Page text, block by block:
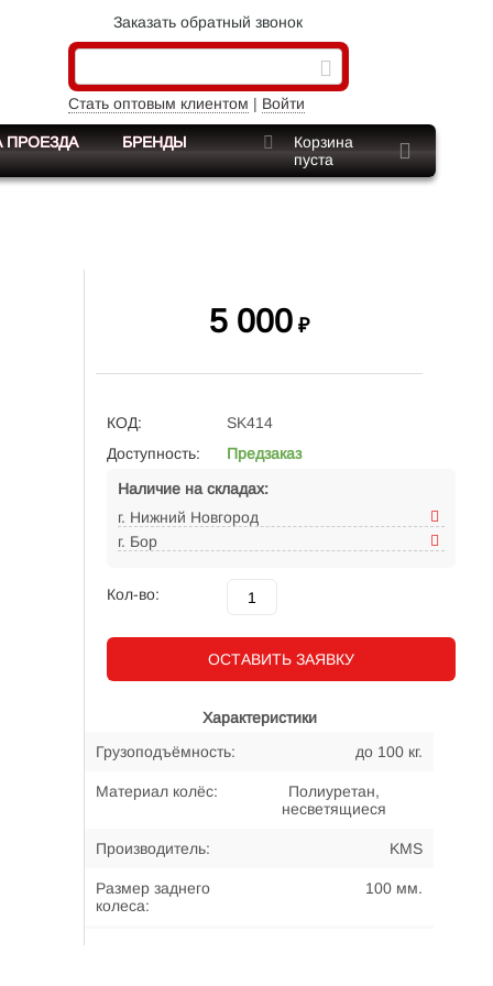
Заказать обратный звонок
Стать оптовым клиентом | Войти
ПРОЕЗДА БРЕНДЫ
Корзина
пуста
5 000 ₽
КОД:
SK414
Доступность:
Предзаказ
Наличие на складах:
г. Нижний Новгород
г. Бор
Кол-во:
ОСТАВИТЬ ЗАЯВКУ
Характеристики
Грузоподъёмность:
до 100 кг.
Материал колёс:
Полиуретан,
несветящиеся
Производитель: KMS
Размер заднего
колеса:
100 мм.